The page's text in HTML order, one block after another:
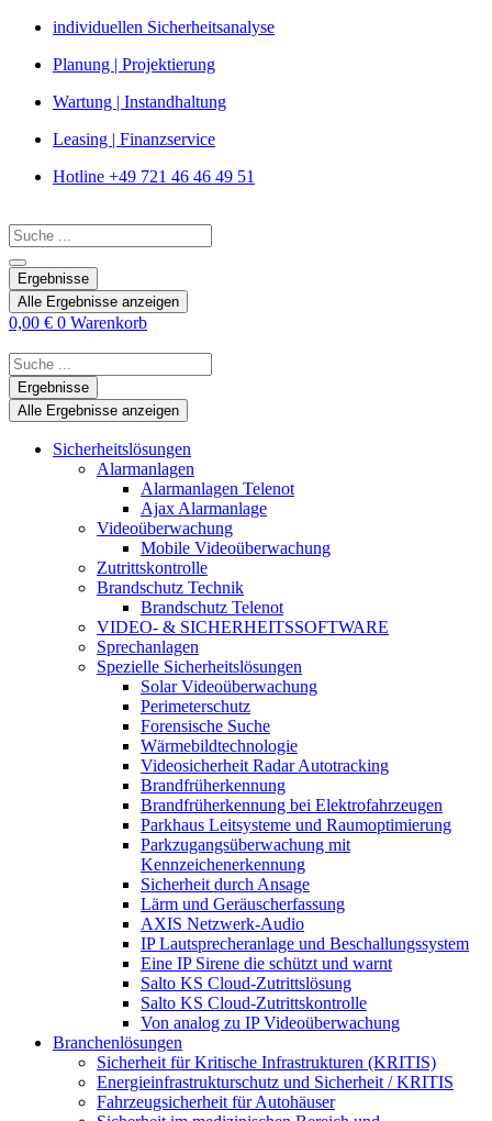
Zum
springen
individuellen Sicherheitsanalyse
Planung | Projektierung
Wartung | Instandhaltung
Leasing | Finanzservice
Hotline +49 721 46 46 49 51
Search
...
Ergebnisse
Alle Ergebnisse anzeigen
0,00 € 0 Warenkorb
Search
...Ergebnisse
Alle Ergebnisse anzeigen
Sicherheitslösungen
Alarmanlagen
Alarmanlagen Telenot
Ajax Alarmanlage
Videoüberwachung
Mobile Videoüberwachung
Zutrittskontrolle
Brandschutz Technik
Brandschutz Telenot
VIDEO- & SICHERHEITSSOFTWARE
Sprechanlagen
Spezielle Sicherheitslösungen
Solar Videoüberwachung
Perimeterschutz
Forensische Suche
Wärmebildtechnologie
Videosicherheit Radar Autotracking​
Brandfrüherkennung
Brandfrüherkennung bei Elektrofahrzeugen
Parkhaus Leitsysteme und Raumoptimierung
Parkzugangsüberwachung mit
Kennzeichenerkennung
Sicherheit durch Ansage
Lärm und Geräuscherfassung
AXIS Netzwerk-Audio
IP Lautsprecheranlage und Beschallungssystem
Eine IP Sirene die schützt und warnt
Salto KS Cloud-Zutrittslösung
Salto KS Cloud-Zutrittskontrolle
Von analog zu IP Videoüberwachung
Branchenlösungen
Sicherheit für Kritische Infrastrukturen (KRITIS)
Energieinfrastrukturschutz und Sicherheit / KRITIS
Fahrzeugsicherheit für Autohäuser